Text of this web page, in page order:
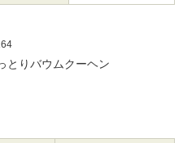
りバウムクーヘン